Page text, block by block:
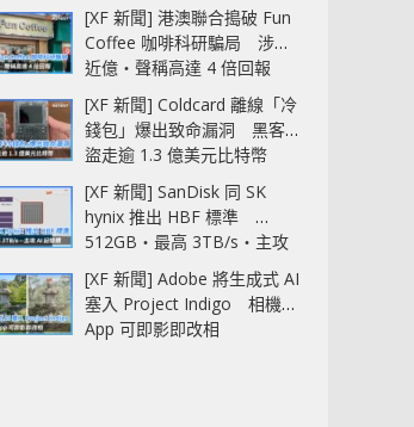
[XF 新聞] 港澳聯合搗破 Fun
Coffee 咖啡科研騙局 涉款
近億‧聲稱高達 4 倍回報
[XF 新聞] Coldcard 離線「冷
錢包」爆出致命漏洞 黑客已
盜走逾 1.3 億美元比特幣
[XF 新聞] SanDisk 同 SK
hynix 推出 HBF 標準
512GB‧最高 3TB/s‧主攻
AI 記憶體
[XF 新聞] Adobe 將生成式 AI
塞入 Project Indigo 相機
App 可即影即改相